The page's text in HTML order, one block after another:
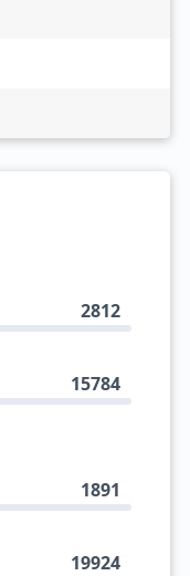
2812
15784
1891
19924